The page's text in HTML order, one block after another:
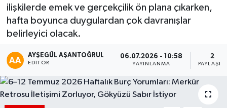
ilişkilerde emek ve gerçekçilik ön plana çıkarken,
hafta boyunca duygulardan çok davranışlar
belirleyici olacak.
AYŞEGÜL AŞANTOĞRUL
EDITÖR
06.07.2026 - 10:58
YAYINLANMA
2
PAYLAŞIM